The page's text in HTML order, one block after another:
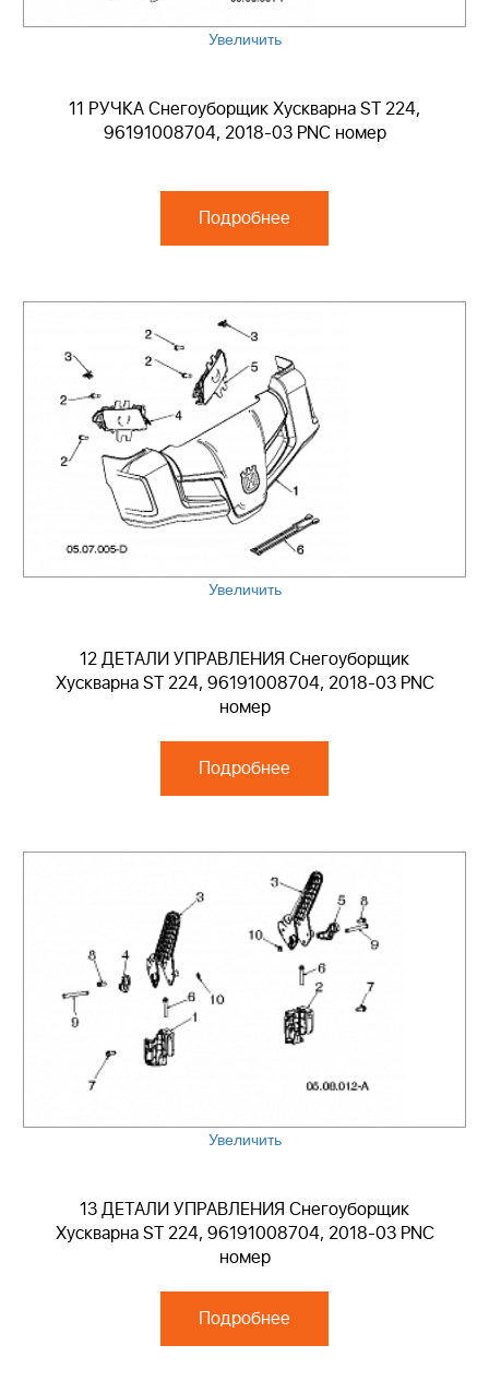
Увеличить
11 РУЧКА Снегоуборщик Хускварна ST 224,
96191008704, 2018-03 PNC номер
Подробнее
Увеличить
12 ДЕТАЛИ УПРАВЛЕНИЯ Снегоуборщик
Хускварна ST 224, 96191008704, 2018-03 PNC
номер
Подробнее
Увеличить
13 ДЕТАЛИ УПРАВЛЕНИЯ Снегоуборщик
Хускварна ST 224, 96191008704, 2018-03 PNC
номер
Подробнее